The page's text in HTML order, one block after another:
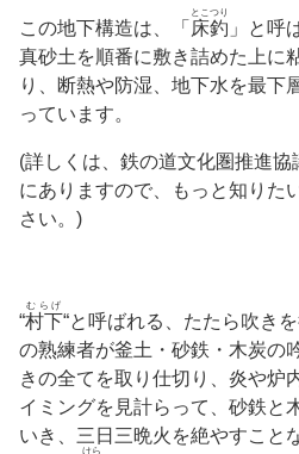
この地下構造は、「 床釣
とこつり
」と呼
真砂土を順番に敷き詰めた上に
り、断熱や防湿、地下水を最下
っています。
(詳しくは、鉄の道文化圏推進協
にありますので、もっと知りた
さい。)
“村下
むらげ
“と呼ばれる、たたら吹き
の熟練者が釜土・砂鉄・木炭の
きの全てを取り仕切り、炎や炉
イミングを見計らって、砂鉄と
いき、三日三晩火を絶やすこと
けら